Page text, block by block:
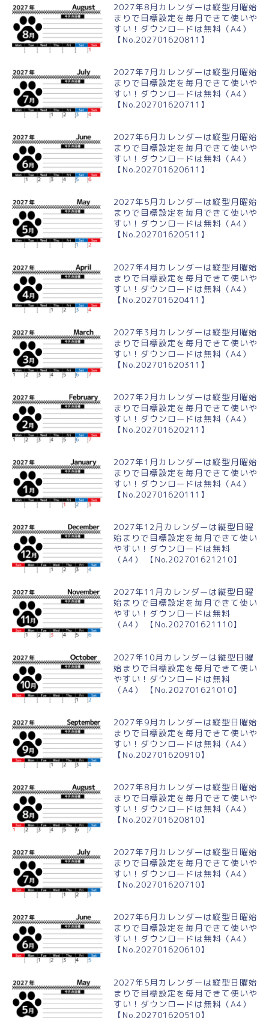
2027年8月カレンダーは縦型月曜始
まりで目標設定を毎月できて使いや
すい！ダウンロードは無料（A4）
【No.202701620811】
2027年7月カレンダーは縦型月曜始
まりで目標設定を毎月できて使いや
すい！ダウンロードは無料（A4）
【No.202701620711】
2027年6月カレンダーは縦型月曜始
まりで目標設定を毎月できて使いや
すい！ダウンロードは無料（A4）
【No.202701620611】
2027年5月カレンダーは縦型月曜始
まりで目標設定を毎月できて使いや
すい！ダウンロードは無料（A4）
【No.202701620511】
2027年4月カレンダーは縦型月曜始
まりで目標設定を毎月できて使いや
すい！ダウンロードは無料（A4）
【No.202701620411】
2027年3月カレンダーは縦型月曜始
まりで目標設定を毎月できて使いや
すい！ダウンロードは無料（A4）
【No.202701620311】
2027年2月カレンダーは縦型月曜始
まりで目標設定を毎月できて使いや
すい！ダウンロードは無料（A4）
【No.202701620211】
2027年1月カレンダーは縦型月曜始
まりで目標設定を毎月できて使いや
すい！ダウンロードは無料（A4）
【No.202701620111】
2027年12月カレンダーは縦型日曜
始まりで目標設定を毎月できて使い
やすい！ダウンロードは無料
（A4） 【No.202701621210】
2027年11月カレンダーは縦型日曜
始まりで目標設定を毎月できて使い
やすい！ダウンロードは無料
（A4） 【No.202701621110】
2027年10月カレンダーは縦型日曜
始まりで目標設定を毎月できて使い
やすい！ダウンロードは無料
（A4） 【No.202701621010】
2027年9月カレンダーは縦型日曜始
まりで目標設定を毎月できて使いや
すい！ダウンロードは無料（A4）
【No.202701620910】
2027年8月カレンダーは縦型日曜始
まりで目標設定を毎月できて使いや
すい！ダウンロードは無料（A4）
【No.202701620810】
2027年7月カレンダーは縦型日曜始
まりで目標設定を毎月できて使いや
すい！ダウンロードは無料（A4）
【No.202701620710】
2027年6月カレンダーは縦型日曜始
まりで目標設定を毎月できて使いや
すい！ダウンロードは無料（A4）
【No.202701620610】
2027年5月カレンダーは縦型日曜始
まりで目標設定を毎月できて使いや
すい！ダウンロードは無料（A4）
【No.202701620510】